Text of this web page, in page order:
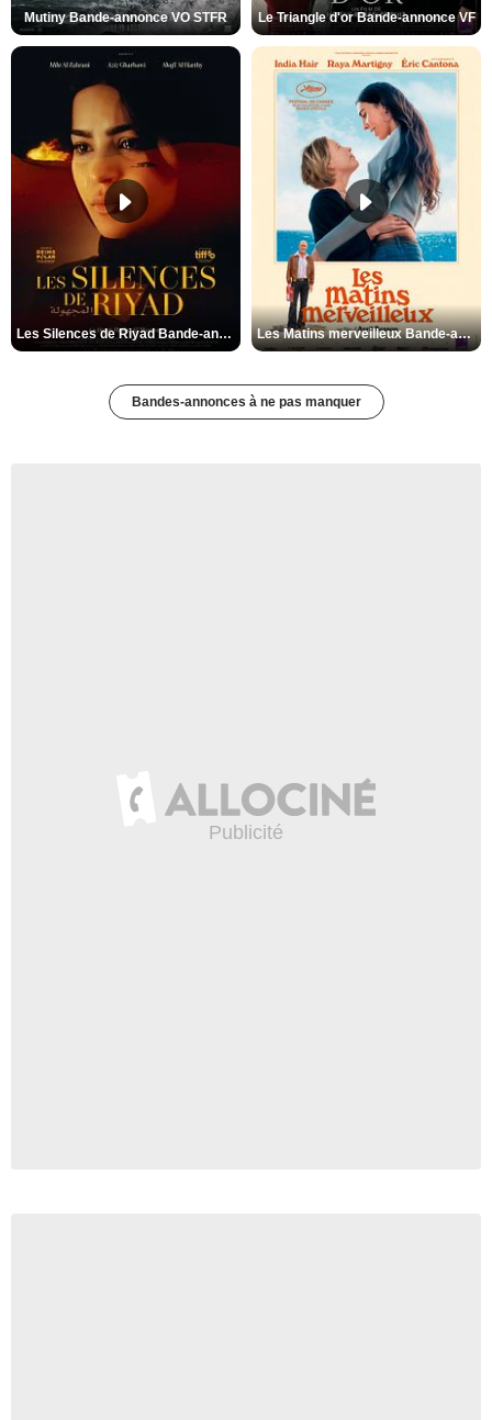
Mutiny Bande-annonce VO STFR Le Triangle d'or Bande-annonce VF
Les Silences de Riyad Bande-annonce VO STFR Les Matins merveilleux Bande-annonce VF
Bandes-annonces à ne pas manquer